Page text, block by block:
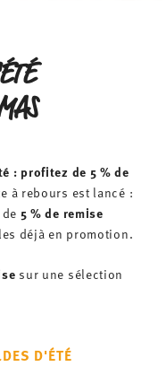
: profitez de 5 % de
à rebours est lancé :
5 % de remise
déjà en promotion.
sur une sélection
D'ÉTÉ